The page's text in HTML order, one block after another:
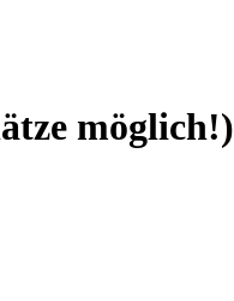
möglich!)